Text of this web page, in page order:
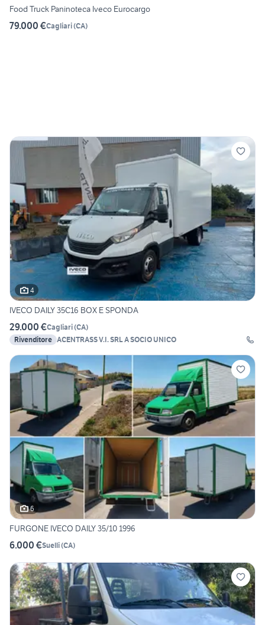
Food Truck Paninoteca Iveco Eurocargo
79.000 €Cagliari(CA)
4
IVECO DAILY 35C16 BOX E SPONDA
29.000 €Cagliari(CA)
Rivenditore ACENTRASS V.I. SRL A SOCIO UNICO
6
FURGONE IVECO DAILY 35/10 1996
6.000 €Suelli(CA)